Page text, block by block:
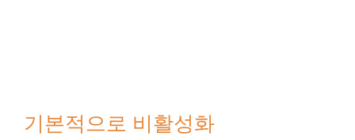
기본적으로 비활성화